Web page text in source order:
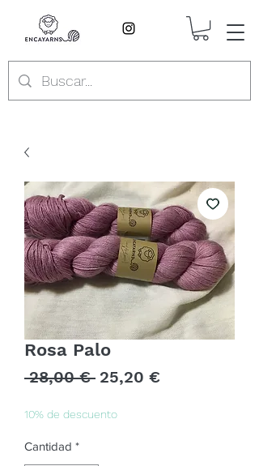
Rosa Palo
28,00 € Precio
25,20 €Precio
10% de descuento
Cantidad *